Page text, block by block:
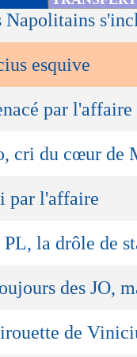
Napolitains
esquive
par l'affaire
cri du cœur de
par l'affaire
la drôle de
des JO,
de